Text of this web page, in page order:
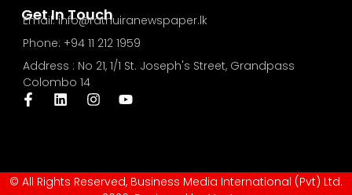
Get In Touch
Email: info@rathuiranewspaper.lk
Phone: +94 11 212 1959
Address : No 21, 1/1 St. Joseph's Street, Grandpass
Colombo 14
© All Rights Reserved, Business Media International (Pvt) Ltd.